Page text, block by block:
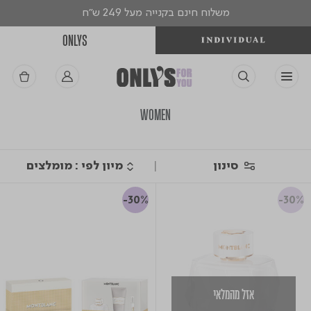
משלוח חינם בקנייה מעל 249 ש"ח
ONLYS
WOMEN
סינון
אזל מהמלאי
-30%
-30%